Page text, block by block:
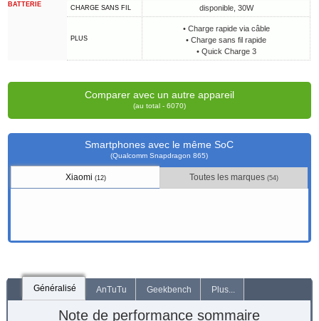
BATTERIE CHARGE SANS FIL disponible, 30W
PLUS
• Charge rapide via câble
• Charge sans fil rapide
• Quick Charge 3
Comparer avec un autre appareil
(au total - 6070)
Smartphones avec le même SoC
(Qualcomm Snapdragon 865)
Xiaomi (12) Toutes les marques(54)
Généralisé AnTuTu Geekbench Plus...
Note de performance sommaire